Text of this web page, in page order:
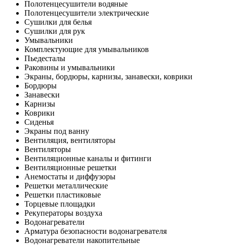
Полотенцесушители водяные
Полотенцесушители электрические
Сушилки для белья
Сушилки для рук
Умывальники
Комплектующие для умывальников
Пьедесталы
Раковины и умывальники
Экраны, бордюры, карнизы, занавески, коврики
Бордюры
Занавески
Карнизы
Коврики
Сиденья
Экраны под ванну
Вентиляция, вентиляторы
Вентиляторы
Вентиляционные каналы и фитинги
Вентиляционные решетки
Анемостаты и диффузоры
Решетки металлические
Решетки пластиковые
Торцевые площадки
Рекуператоры воздуха
Водонагреватели
Арматура безопасности водонагревателя
Водонагреватели накопительные